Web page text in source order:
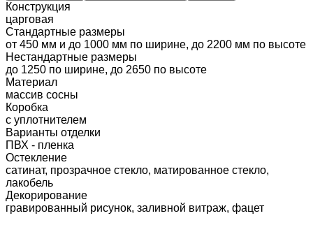
Конструкция
царговая
Стандартные размеры
от 450 мм и до 1000 мм по ширине, до 2200 мм по высоте
Нестандартные размеры
до 1250 по ширине, до 2650 по высоте
Материал
массив сосны
Коробка
с уплотнителем
Варианты отделки
ПВХ - пленка
Остекление
сатинат, прозрачное стекло, матированное стекло,
лакобель
Декорирование
гравированный рисунок, заливной витраж, фацет